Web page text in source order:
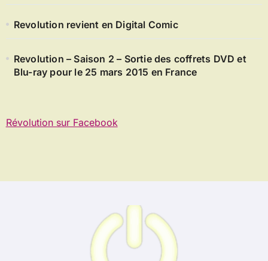
Revolution revient en Digital Comic
Revolution – Saison 2 – Sortie des coffrets DVD et
Blu-ray pour le 25 mars 2015 en France
Révolution sur Facebook